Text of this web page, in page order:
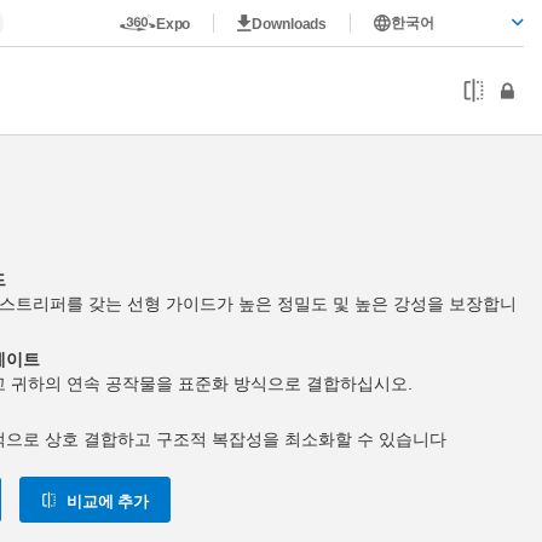
Expo Downloads 한국어
트리퍼를 갖는 선형 가이드가 높은 정밀도 및 높은 강성을 보장합니
이트
귀하의 연속 공작물을 표준화 방식으로 결합하십시오.
로 상호 결합하고 구조적 복잡성을 최소화할 수 있습니다
비교에 추가